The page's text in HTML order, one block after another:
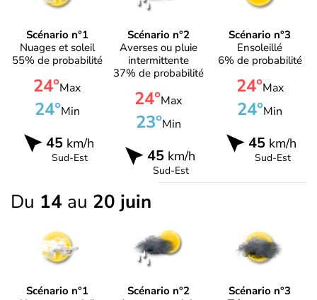
Scénario n°1
Nuages et soleil
55% de probabilité
24°Max
24°Min
45km/h
Sud-Est
Scénario n°2
Averses ou pluie
intermittente
37% de probabilité
24°Max
23°Min
45km/h
Sud-Est
Scénario n°3
Ensoleillé
6% de probabilité
24°Max
24°Min
45 km/h
Sud-Est
Du 14 au 20 juin
Scénario n°1
Scénario n°2
Scénario n°3